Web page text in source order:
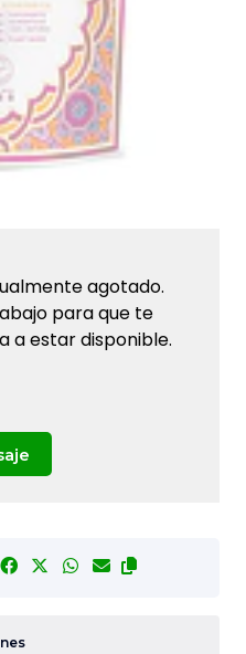
agotado.
para que te
a estar disponible.